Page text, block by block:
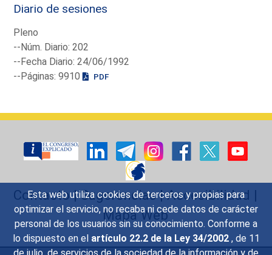
Esta web utiliza cookies de terceros y propias para
optimizar el servicio, no recaba ni cede datos de carácter
personal de los usuarios sin su conocimiento. Conforme a
lo dispuesto en el artículo 22.2 de la Ley 34/2002 , de 11
Diario de sesiones
Pleno
--Núm. Diario: 202
--Fecha Diario: 24/06/1992
--Páginas: 9910
PDF
Contacto|Sugerencias|Accesibilidad |
Mapa Web